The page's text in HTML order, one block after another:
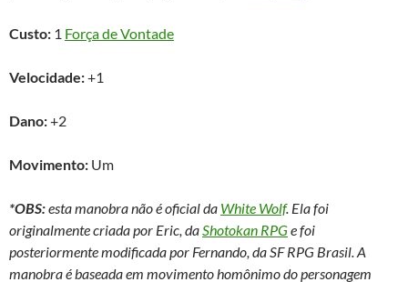
Custo: 1 Força de Vontade
Velocidade:+1
Dano:+2
Movimento: Um
*OBS:esta manobra não é oficial da White Wolf. Ela foi
originalmente criada por Eric, daShotokan RPGe foi
posteriormente modificada por Fernando, da SF RPG Brasil. A
manobra é baseada em movimento homônimo do personagem